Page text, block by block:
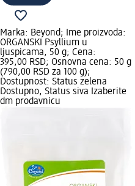
Marka: Beyond; Ime proizvoda:
ORGANSKI Psyllium u
ljuspicama, 50 g; Cena:
395,00 RSD; Osnovna cena: 50 g
(790,00 RSD za 100 g);
Dostupnost: Status zelena
Dostupno, Status siva Izaberite
dm prodavnicu